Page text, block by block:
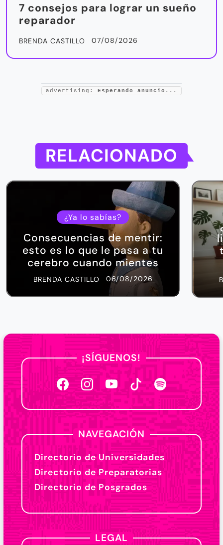
7 consejos para lograr un sueño
reparador
BRENDA CASTILLO 07/08/2026
advertising: Esperando anuncio...
RELACIONADO
¿Ya lo sabías?
Consecuencias de mentir:
esto es lo que le pasa a tu
cerebro cuando mientes
BRENDA CASTILLO 06/08/2026
¡SÍGUENOS!
NAVEGACIÓN
Directorio de Universidades
Directorio de Preparatorias
Directorio de Posgrados
LEGAL